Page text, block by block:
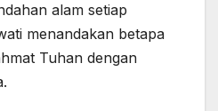
alam setiap
menandakan betapa
Tuhan dengan